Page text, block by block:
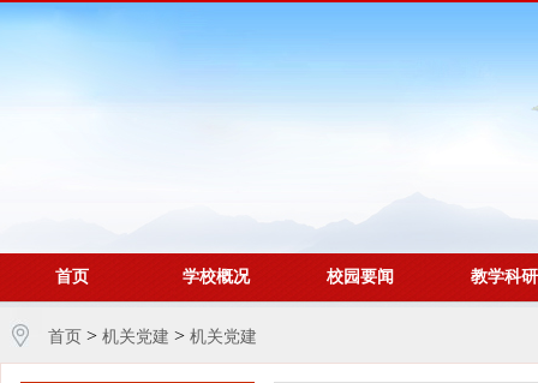
首页 学校概况 校园要闻 教学科研
首页 > 机关党建 > 机关党建